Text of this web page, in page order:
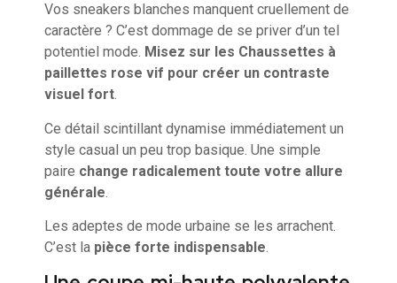
Vos sneakers blanches manquent cruellement de
caractère ? C’est dommage de se priver d’un tel
potentiel mode. Misez sur les Chaussettes à
paillettes rose vif pour créer un contraste
visuel fort.
Ce détail scintillant dynamise immédiatement un
style casual un peu trop basique. Une simple
paire change radicalement toute votre allure
générale.
Les adeptes de mode urbaine se les arrachent.
C’est la pièce forte indispensable.